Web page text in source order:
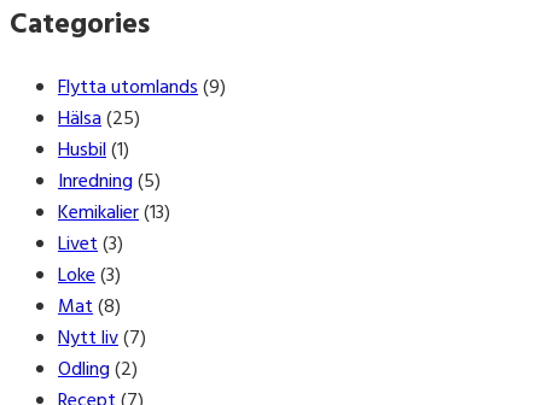
Categories
Flytta utomlands(9)
Hälsa(25)
Husbil(1)
Inredning(5)
Kemikalier(13)
Livet(3)
Loke(3)
Mat(8)
Nytt liv(7)
Odling(2)